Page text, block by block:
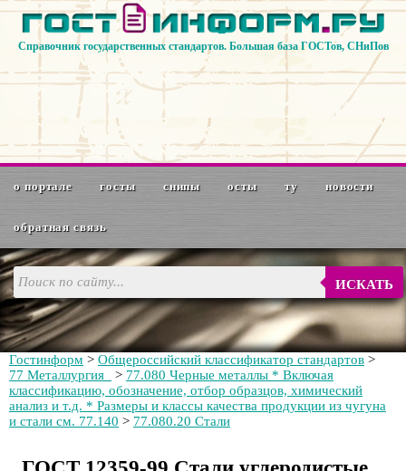
Справочник государственных стандартов. Большая база ГОСТов, СНиПов
о портале госты снипы осты ту новости
обратная связь
ИСКАТЬ
Гостинформ > Общероссийский классификатор стандартов >
77 Металлургия
> 77.080 Черные металлы * Включая
классификацию, обозначение, отбор образцов, химический
анализ и т.д. * Размеры и классы качества продукции из чугуна
и стали см. 77.140 > 77.080.20 Стали